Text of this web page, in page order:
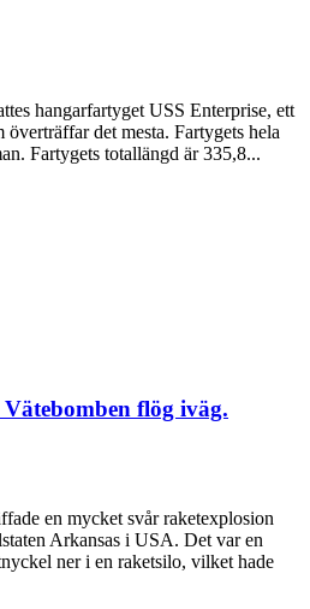
hangarfartyget USS Enterprise, ett
det mesta. Fartygets hela
Fartygets totallängd är 335,8...
flög iväg.
en mycket svår raketexplosion
Arkansas i USA. Det var en
ner i en raketsilo, vilket hade